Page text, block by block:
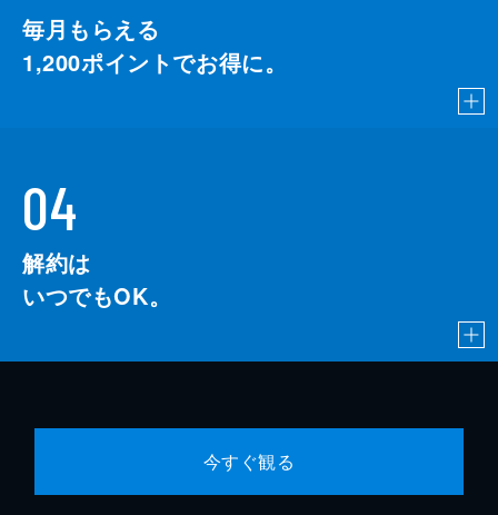
毎月もらえる
1,200ポイントでお得に。
04
解約は
いつでもOK。
今すぐ観る